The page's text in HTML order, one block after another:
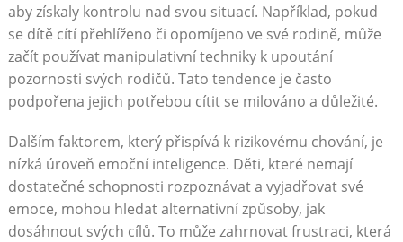
aby získaly kontrolu nad svou situací. Například, pokud
se dítě cítí přehlíženo či opomíjeno ve své rodině, může
začít používat manipulativní techniky k upoutání
pozornosti svých rodičů. Tato tendence je často
podpořena jejich potřebou cítit se milováno a důležité.
Dalším faktorem, který přispívá k rizikovému chování, je
nízká úroveň emoční inteligence. Děti, které nemají
dostatečné schopnosti rozpoznávat a vyjadřovat své
emoce, mohou hledat alternativní způsoby, jak
dosáhnout svých cílů. To může zahrnovat frustraci, která